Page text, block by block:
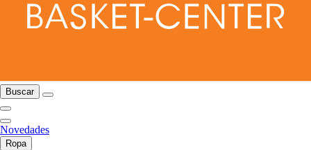
Buscar
Novedades
Ropa